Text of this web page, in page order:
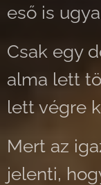
eső is
Csak egy
alma lett
lett végre
Mert az
jelenti,